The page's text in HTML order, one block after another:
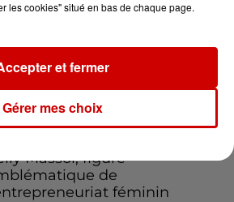
Massol, figure
de
féminin
les cookies" situé en bas de chaque page.
Gérer mes choix
et fermer